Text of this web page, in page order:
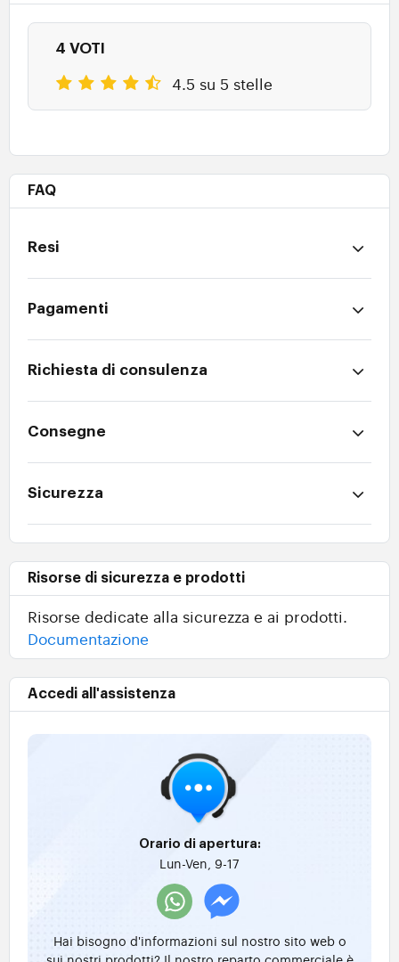
4 VOTI
4.5 su 5 stelle
FAQ
Resi
Pagamenti
Richiesta di consulenza
Consegne
Sicurezza
Risorse di sicurezza e prodotti
Risorse dedicate alla sicurezza e ai prodotti.
Documentazione
Accedi all'assistenza
Orario di apertura:
Lun-Ven, 9-17
Hai bisogno d'informazioni sul nostro sito web o